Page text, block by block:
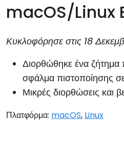
macOS/Linux
Κυκλοφόρησε στις 18
Διορθώθηκε ένα
σφάλμα πιστοποίησης
Μικρές διορθώσεις και
Πλατφόρμα: macOS, Linux